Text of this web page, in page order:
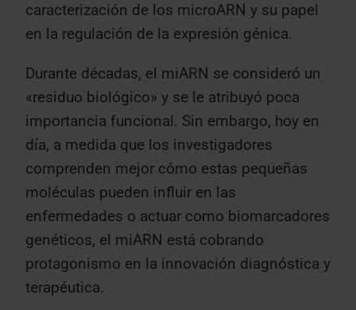
caracterización de los microARN y su papel
en la regulación de la expresión génica.
Durante décadas, el miARN se consideró un
«residuo biológico» y se le atribuyó poca
importancia funcional. Sin embargo, hoy en
día, a medida que los investigadores
comprenden mejor cómo estas pequeñas
moléculas pueden influir en las
enfermedades o actuar como biomarcadores
genéticos, el miARN está cobrando
protagonismo en la innovación diagnóstica y
terapéutica.